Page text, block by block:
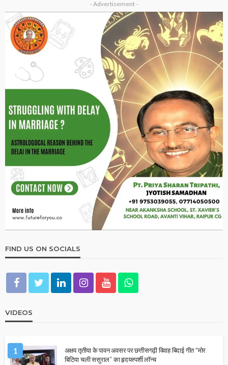
- Advertisement -
FIND US ON SOCIALS
VIDEOS
1
अक्षय तृतीया के पावन अवसर पर छत्तीसगढ़ी विवाह बिदाई गीत “मोर
बिटिया चली ससुराल” का हृदयस्पर्शी लॉन्च